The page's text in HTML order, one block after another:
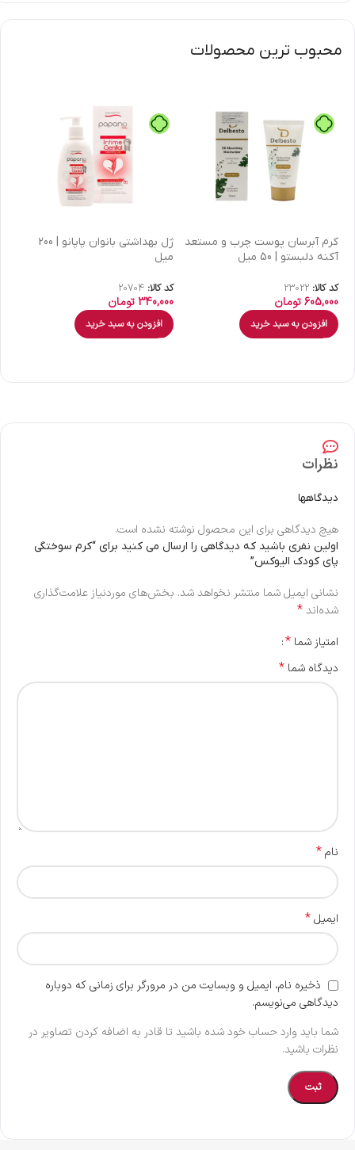
محبوب ترین محصولات
كرم آبرسان پوست چرب و مستعد
آکنه دلبستو | 50 میل
کد کالا: 23022
605,000تومان
افزودن به سبد خرید
ژل بهداشتی بانوان پاپانو | 200
میل
کد کالا: 20704
340,000تومان
افزودن به سبد خرید
نظرات
دیدگاهها
هیچ دیدگاهی برای این محصول نوشته نشده است.
اولین نفری باشید که دیدگاهی را ارسال می کنید برای “کرم سوختگی
پای کودک الیوکس”
نشانی ایمیل شما منتشر نخواهد شد. بخش‌های موردنیاز علامت‌گذاری
شده‌اند*
امتیاز شما *
دیدگاه شما *
نام*
ایمیل*
ذخیره نام، ایمیل و وبسایت من در مرورگر برای زمانی که دوباره
دیدگاهی می‌نویسم.
شما باید وارد حساب خود شده باشید تا قادر به اضافه کردن تصاویر در
نظرات باشید.